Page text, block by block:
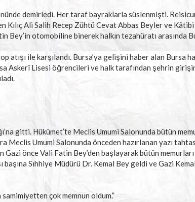
demirledi. Her taraf bayraklarla süslenmişti.
Ali Salih Recep Zühtü Cevat Abbas Beyler ve
Bey’in otomobiline binerek halkın tezahüratı arasında
atışı ile karşılandı. Bursa’ya gelişini haber alan Bursa
Askerî Lisesi öğrencileri ve halk tarafından şehrin
gitti. Hükûmet’te Meclis Umumi Salonunda bütün
Umumi Salonunda önceden hazırlanan yazı
önce Vali Fatin Bey’den başlayarak bütün
Sıhhiye Müdürü Dr. Kemal Bey geldi ve Gazi
çok memnun oldum.”